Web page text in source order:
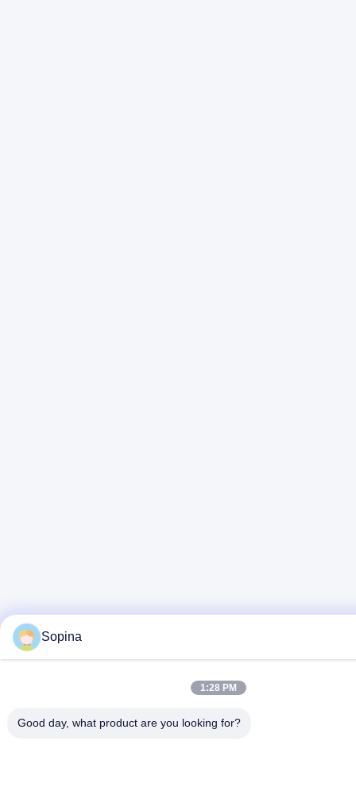
Sopina
1:28 PM
Good day, what product are you looking for?